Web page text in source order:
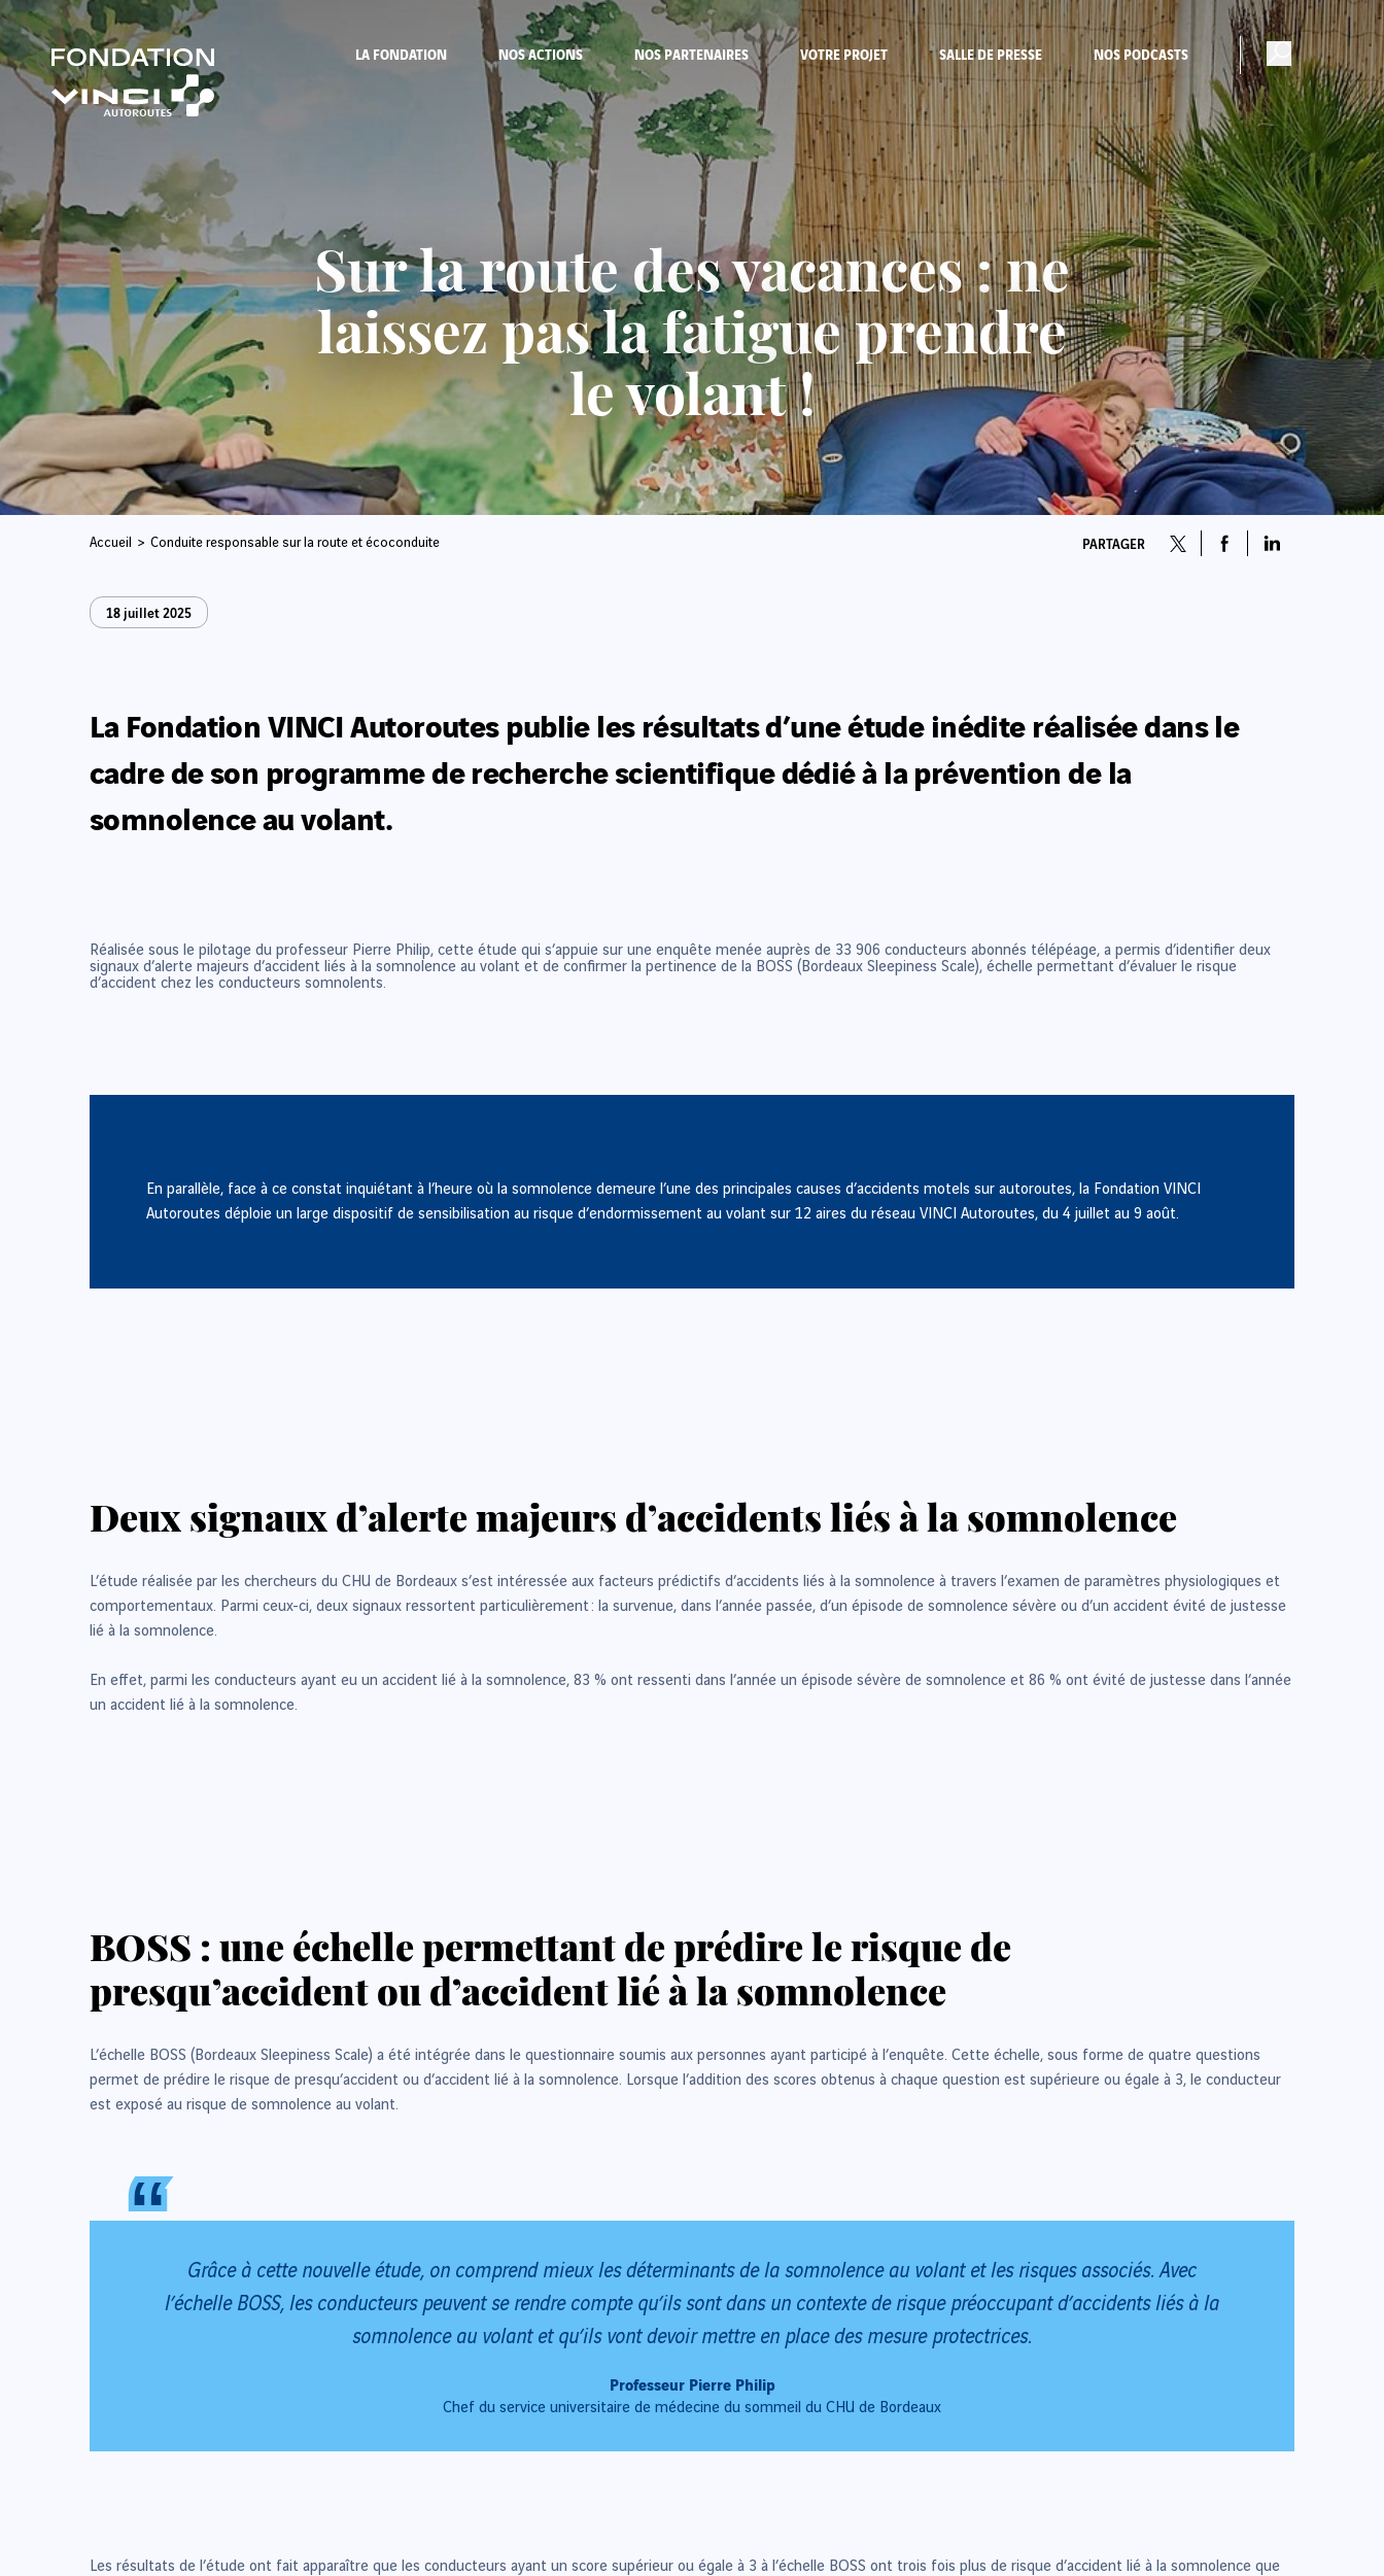
LA FONDATION NOS ACTIONS NOS PARTENAIRES VOTRE PROJET SALLE DE PRESSE NOS PODCASTS
Sur la route des vacances : ne
laissez pas la fatigue prendre
le volant !
Accueil Conduite responsable sur la route et écoconduite PARTAGER
18 juillet 2025
La Fondation VINCI Autoroutes publie les résultats d’une étude inédite réalisée dans le
cadre de son programme de recherche scientifique dédié à la prévention de la
somnolence au volant.
Réalisée sous le pilotage du professeur Pierre Philip, cette étude qui s’appuie sur une enquête menée auprès de 33 906 conducteurs abonnés télépéage, a permis d’identifier deux
signaux d’alerte majeurs d’accident liés à la somnolence au volant et de confirmer la pertinence de la BOSS (Bordeaux Sleepiness Scale), échelle permettant d’évaluer le risque
d’accident chez les conducteurs somnolents.
En parallèle, face à ce constat inquiétant à l’heure où la somnolence demeure l’une des principales causes d’accidents motels sur autoroutes, la Fondation VINCI
Autoroutes déploie un large dispositif de sensibilisation au risque d’endormissement au volant sur 12 aires du réseau VINCI Autoroutes, du 4 juillet au 9 août.
Deux signaux d’alerte majeurs d’accidents liés à la somnolence
L’étude réalisée par les chercheurs du CHU de Bordeaux s’est intéressée aux facteurs prédictifs d’accidents liés à la somnolence à travers l’examen de paramètres physiologiques et
comportementaux. Parmi ceux-ci, deux signaux ressortent particulièrement : la survenue, dans l’année passée, d’un épisode de somnolence sévère ou d’un accident évité de justesse
lié à la somnolence.
En effet, parmi les conducteurs ayant eu un accident lié à la somnolence, 83 % ont ressenti dans l’année un épisode sévère de somnolence et 86 % ont évité de justesse dans l’année
un accident lié à la somnolence.
BOSS : une échelle permettant de prédire le risque de
presqu’accident ou d’accident lié à la somnolence
L’échelle BOSS (Bordeaux Sleepiness Scale) a été intégrée dans le questionnaire soumis aux personnes ayant participé à l’enquête. Cette échelle, sous forme de quatre questions
permet de prédire le risque de presqu’accident ou d’accident lié à la somnolence. Lorsque l’addition des scores obtenus à chaque question est supérieure ou égale à 3, le conducteur
est exposé au risque de somnolence au volant.
“
“
Grâce à cette nouvelle étude, on comprend mieux les déterminants de la somnolence au volant et les risques associés. Avec
l’échelle BOSS, les conducteurs peuvent se rendre compte qu’ils sont dans un contexte de risque préoccupant d’accidents liés à la
somnolence au volant et qu’ils vont devoir mettre en place des mesure protectrices.
Professeur Pierre Philip
Chef du service universitaire de médecine du sommeil du CHU de Bordeaux
Les résultats de l’étude ont fait apparaître que les conducteurs ayant un score supérieur ou égale à 3 à l’échelle BOSS ont trois fois plus de risque d’accident lié à la somnolence que